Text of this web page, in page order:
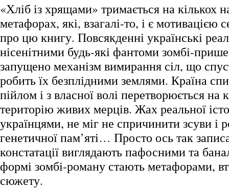
«Хліб із хрящами» тримається на кількох
метафорах, які, взагалі-то, і є мотивацією
про цю книгу. Повсякденні українські
нісенітними будь-які фантоми зомбі-
запущено механізм вимирання сіл, що
робить їх безплідними землями. Країна
пійлом і з власної волі перетворюється на
територію живих мерців. Жах реальної
українцями, не міг не спричинити зсуви і
генетичної пам’яті… Просто ось так
констатації виглядають пафосними та
формі зомбі-роману стають метафорами,
сюжету.